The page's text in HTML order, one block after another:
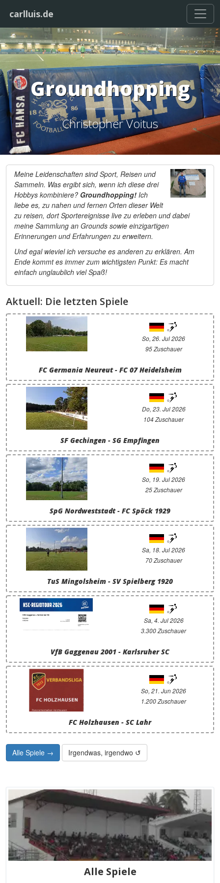
carlluis.de
Groundhopping
Christopher Voitus
Meine Leidenschaften sind Sport, Reisen und
Sammeln. Was ergibt sich, wenn ich diese drei
Hobbys kombiniere? Groundhopping! Ich
liebe es, zu nahen und fernen Orten dieser Welt
zu reisen, dort Sportereignisse live zu erleben und dabei
meine Sammlung an Grounds sowie einzigartigen
Erinnerungen und Erfahrungen zu erweitern.
Und egal wieviel ich versuche es anderen zu erklären. Am
Ende kommt es immer zum wichtigsten Punkt: Es macht
einfach unglaublich viel Spaß!
Aktuell: Die letzten Spiele
So, 26. Jul 2026
95 Zuschauer
FC Germania Neureut - FC 07 Heidelsheim
Do, 23. Jul 2026
104 Zuschauer
SF Gechingen - SG Empfingen
So, 19. Jul 2026
25 Zuschauer
SpG Nordweststadt - FC Spöck 1929
Sa, 18. Jul 2026
70 Zuschauer
TuS Mingolsheim - SV Spielberg 1920
Sa, 4. Jul 2026
3.300 Zuschauer
VfB Gaggenau 2001 - Karlsruher SC
So, 21. Jun 2026
1.200 Zuschauer
FC Holzhausen - SC Lahr
Alle Spiele → Irgendwas, irgendwo ↺
Alle Spiele